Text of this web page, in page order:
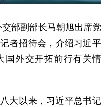
部副部长马朝旭出席党
者招待会，介绍习近平
国外交开拓前行有关情
大以来，习近平总书记